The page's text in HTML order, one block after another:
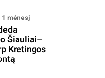
1 mėnesį
Šiauliai–
Kretingos